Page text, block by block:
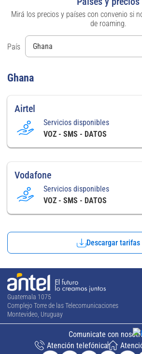
Mirá los precios y países con convenio si
de roaming.
País
Ghana
Airtel
Servicios disponibles
VOZ - SMS - DATOS
Vodafone
Servicios disponibles
VOZ - SMS - DATOS
Descargar tarifas
Guatemala 1075
Complejo Torre de las Telecomunicaciones
Montevideo, Uruguay
Comunicate con
Atención telefónica